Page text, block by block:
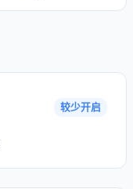
较少开启